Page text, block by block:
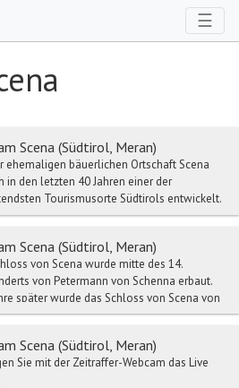
☰
Scena (Südtirol, Meran)
ehemaligen bäuerlichen Ortschaft Scena
in den letzten 40 Jahren einer der
Tourismusorte Südtirols entwickelt.
Scena (Südtirol, Meran)
von Scena wurde mitte des 14.
von Petermann von Schenna erbaut.
später wurde das Schloss von Scena von
Scena (Südtirol, Meran)
Sie mit der Zeitraffer-Webcam das Live